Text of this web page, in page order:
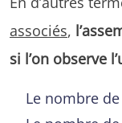
associés,
si l’on observe
Le nombre